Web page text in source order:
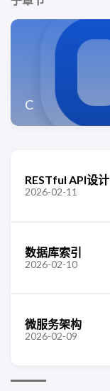
C
RESTful API设计
2026-02-11
数据库索引
2026-02-10
微服务架构
2026-02-09